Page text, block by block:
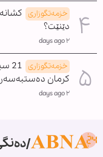
خزمەتگوزاری
دێنێت؟
٢ days ago
خزمەتگوزاری
کرمان
٢ days ago